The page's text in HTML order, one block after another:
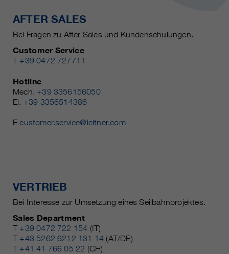
AFTER SALES
Bei Fragen zu After Sales und Kundenschulungen.
Customer Service
T +39 0472 727711
Hotline
Mech. +39 3356156050
El. +39 3356514386
Ecustomer.service@leitner.com
VERTRIEB
Bei Interesse zur Umsetzung eines Seilbahnprojektes.
Sales Department
T +39 0472 722 154 (IT)
T +43 5262 6212 131 14 (AT/DE)
T +41 41 766 05 22 (CH)